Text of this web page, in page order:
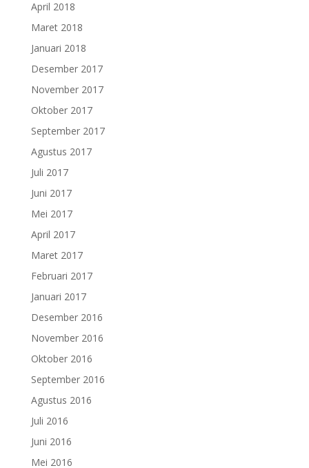
April 2018
Maret 2018
Januari 2018
Desember 2017
November 2017
Oktober 2017
September 2017
Agustus 2017
Juli 2017
Juni 2017
Mei 2017
April 2017
Maret 2017
Februari 2017
Januari 2017
Desember 2016
November 2016
Oktober 2016
September 2016
Agustus 2016
Juli 2016
Juni 2016
Mei 2016